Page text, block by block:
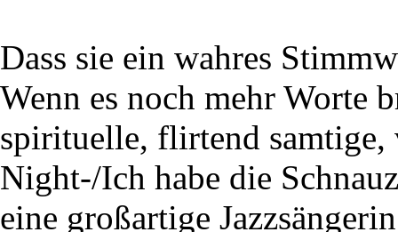
Dass sie ein wahres
Wenn es noch mehr Worte
spirituelle, flirtend
Night-/Ich habe die
eine großartige